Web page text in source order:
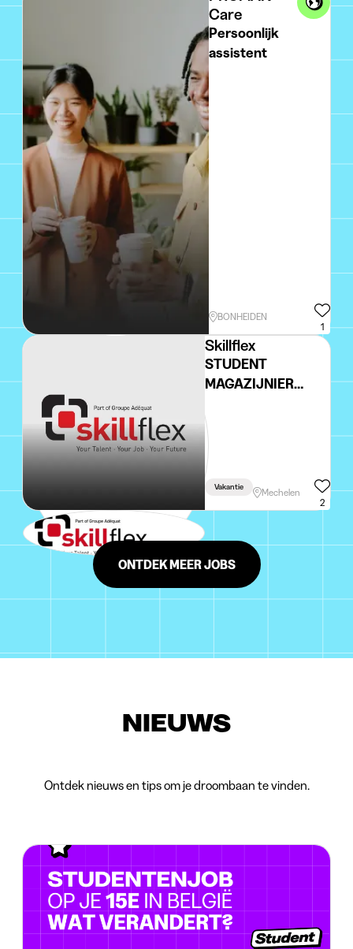
Care
Persoonlijk
assistent
BONHEIDEN
1
Skillflex
STUDENT
MAGAZIJNIER
Vakantie
Mechelen
2
ONTDEK MEER JOBS
NIEUWS
Ontdek nieuws en tips om je droombaan te vinden.